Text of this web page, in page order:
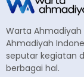
Warta
Ahmadiyah
seputar kegiatan
berbagai hal.